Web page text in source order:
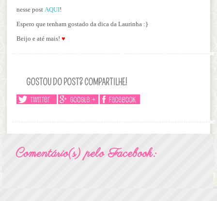
nesse post AQUI!
Espero que tenham gostado da dica da Laurinha :}
Beijo e até mais! ♥
GOSTOU DO POST? COMPARTILHE!
Comentário(s) pelo Facebook: